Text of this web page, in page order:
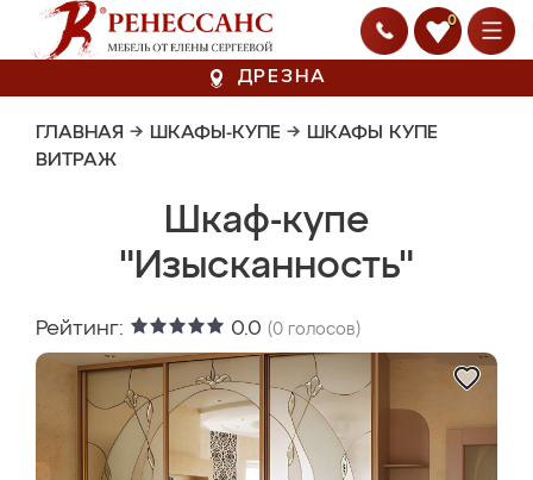
0
ДРЕЗНА
ГЛАВНАЯ → ШКАФЫ-КУПЕ → ШКАФЫ КУПЕ
ВИТРАЖ
Шкаф-купе
"Изысканность"
Рейтинг: 0.0 (0 голосов)